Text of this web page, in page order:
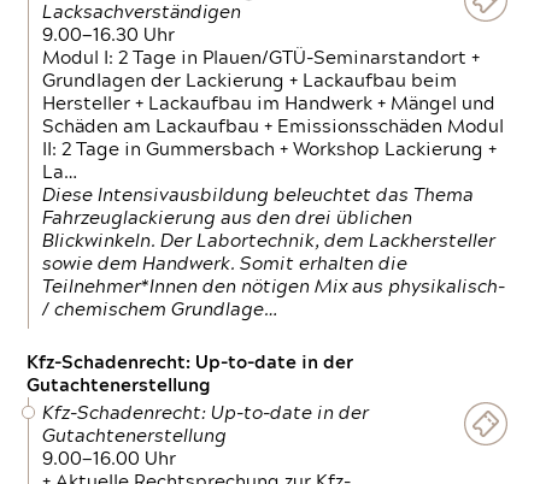
Lacksachverständigen
9.00—16.30 Uhr
Modul I: 2 Tage in Plauen/GTÜ-Seminarstandort +
Grundlagen der Lackierung + Lackaufbau beim
Hersteller + Lackaufbau im Handwerk + Mängel und
Schäden am Lackaufbau + Emissionsschäden Modul
II: 2 Tage in Gummersbach + Workshop Lackierung +
La…
Diese Intensivausbildung beleuchtet das Thema
Fahrzeuglackierung aus den drei üblichen
Blickwinkeln. Der Labortechnik, dem Lackhersteller
sowie dem Handwerk. Somit erhalten die
Teilnehmer*Innen den nötigen Mix aus physikalisch-
/ chemischem Grundlage…
Kfz-Schadenrecht: Up-to-date in der
Gutachtenerstellung
Kfz-Schadenrecht: Up-to-date in der
Gutachtenerstellung
9.00—16.00 Uhr